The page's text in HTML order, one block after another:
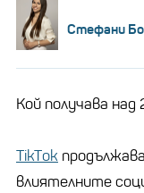
Стефани
Кой получава над
TikTоk
влиятелните